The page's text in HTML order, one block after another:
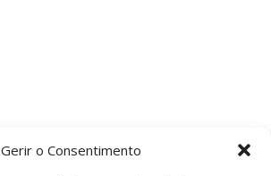
Gerir o Consentimento